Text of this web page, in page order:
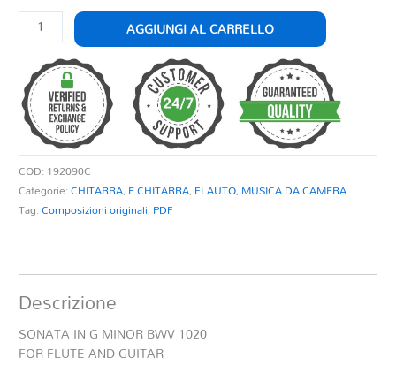
SONATA
IN
MINOR
BWV1020
FOR
FLUTE
AND
GUITAR
quantità
AGGIUNGI AL CARRELLO
COD: 192090C
Categorie:CHITARRA, E CHITARRA, FLAUTO, MUSICA DA CAMERA
Tag:Composizioni originali, PDF
Descrizione
SONATA IN G MINOR BWV 1020
FOR FLUTE AND GUITAR